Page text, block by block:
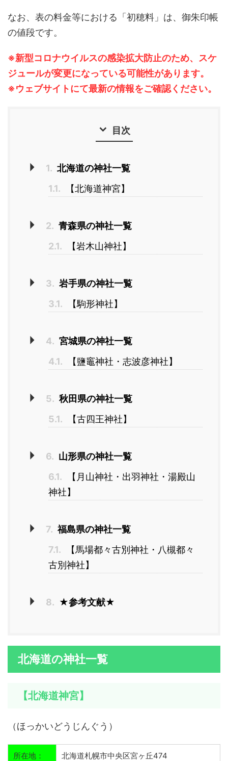
なお、表の料金等における「初穂料」は、御朱印帳
の値段です。
※新型コロナウイルスの感染拡大防止のため、スケ
ジュールが変更になっている可能性があります。
※ウェブサイトにて最新の情報をご確認ください。
目次
1. 北海道の神社一覧
1.1.
【北海道神宮】
2. 青森県の神社一覧
2.1.
【岩木山神社】
3. 岩手県の神社一覧
3.1.
【駒形神社】
4. 宮城県の神社一覧
4.1.
【鹽竈神社・志波彦神社】
5. 秋田県の神社一覧
5.1.
【古四王神社】
6. 山形県の神社一覧
6.1.
【月山神社・出羽神社・湯殿山
神社】
7. 福島県の神社一覧
7.1.
【馬場都々古別神社・八槻都々
古別神社】
8. ★参考文献★
北海道の神社一覧
【北海道神宮】
（ほっかいどうじんぐう）
所在地： 北海道札幌市中央区宮ヶ丘474